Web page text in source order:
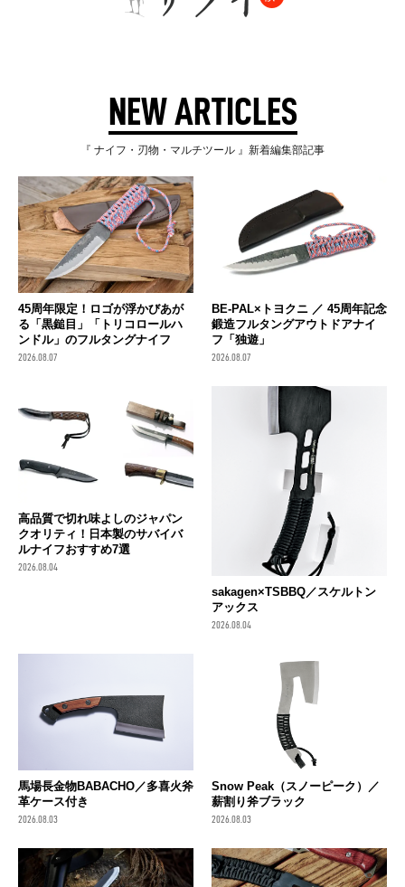
NEW ARTICLES
『 ナイフ・刃物・マルチツール 』新着編集部記事
45周年限定！ロゴが浮かびあが
る「黒鎚目」「トリコロールハ
ンドル」のフルタングナイフ
2026.08.07
BE-PAL×トヨクニ ／ 45周年記念
鍛造フルタングアウトドアナイ
フ「独遊」
2026.08.07
高品質で切れ味よしのジャパン
クオリティ！日本製のサバイバ
ルナイフおすすめ7選
2026.08.04
sakagen×TSBBQ／スケルトン
アックス
2026.08.04
馬場長金物BABACHO／多喜火斧
革ケース付き
2026.08.03
Snow Peak（スノーピーク）／
薪割り斧ブラック
2026.08.03